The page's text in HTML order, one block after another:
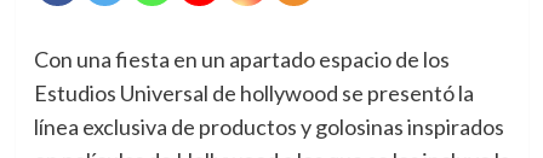
Con una fiesta en un apartado espacio de los
Estudios Universal de hollywood se presentó la
línea exclusiva de productos y golosinas inspirados